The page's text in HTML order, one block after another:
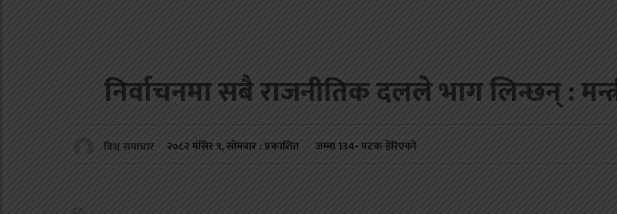
निर्वाचनमा सबै राजनीतिक दलले भाग लिन्छन् :
विश्व समाचार २०८२ मंसिर ९, सोमबार : प्रकाशित जम्मा134- पटक हेरिएको